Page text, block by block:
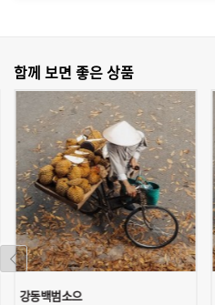
함께 보면 좋은 상품
강동백범소으